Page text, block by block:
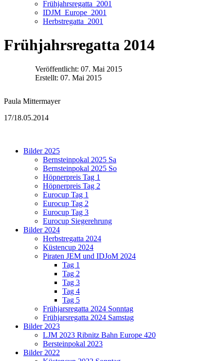
Frühjahrsregatta_2001
IDJM_Europe_2001
Herbstregatta_2001
Frühjahrsregatta 2014
Veröffentlicht: 07. Mai 2015
Erstellt: 07. Mai 2015
Paula Mittermayer
17/18.05.2014
Bilder 2025
Bernsteinpokal 2025 Sa
Bernsteinpokal 2025 So
Höpnerpreis Tag 1
Höpnerpreis Tag 2
Eurocup Tag 1
Eurocup Tag 2
Eurocup Tag 3
Eurocup Siegerehrung
Bilder 2024
Herbstregatta 2024
Küstencup 2024
Piraten JEM und IDJoM 2024
Tag 1
Tag 2
Tag 3
Tag 4
Tag 5
Frühjarsregatta 2024 Sonntag
Frühjarsregatta 2024 Samstag
Bilder 2023
LJM 2023 Ribnitz Bahn Europe 420
Bersteinpokal 2023
Bilder 2022